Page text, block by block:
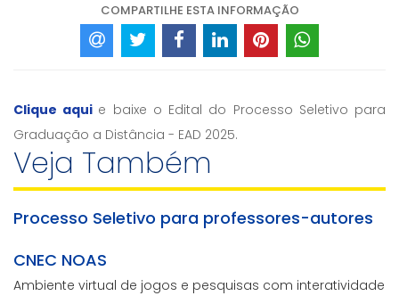
COMPARTILHE ESTA INFORMAÇÃO
Clique aqui e baixe o Edital do Processo Seletivo para
Graduação a Distância - EAD 2025.
Veja Também
Processo Seletivo para professores-autores
CNEC NOAS
Ambiente virtual de jogos e pesquisas com interatividade